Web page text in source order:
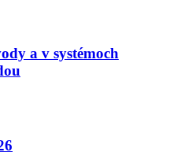
a v systémoch